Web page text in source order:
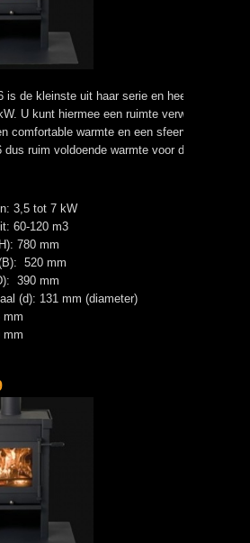
is de kleinste uit haar serie en heeft een
U kunt hiermee een ruimte verwarmen van
comfortable warmte en een sfeervol uiterlijk
ruim voldoende warmte voor de meeste
3,5 tot 7 kW
60-120 m3
780 mm
520 mm
390 mm
(d): 131 mm (diameter)
mm
mm